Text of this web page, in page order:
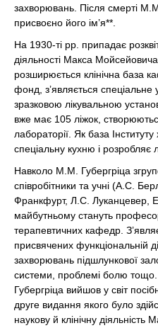
захворювань. Після смерті
присвоєно його ім’я**.
На 1930-ті рр. припадає
діяльності Макса
розширюється клінічна база
фонд, з’являється спеціальне
зразковою лікувальною
вже має 105 ліжок,
лабораторії. Як база
спеціальну кухню і розробляє
Навколо М.М. Губергріца
співробітники та учні (А.С.
Франкфурт, Л.С. Луканцевер,
майбутньому стануть
терапевтичних кафедр.
присвячених функціональній
захворювань підшлункової
системи, проблемі болю
Губергріца вийшов у світ
друге видання якого було
наукову й клінічну